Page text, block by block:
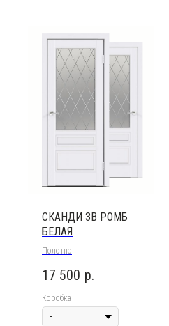
СКАНДИ 3В РОМБ
БЕЛАЯ
Полотно
17 500 р.
Коробка